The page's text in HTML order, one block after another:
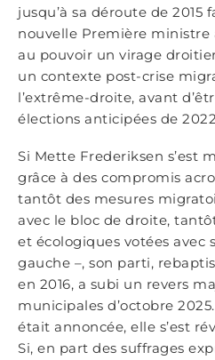
jusqu’à sa déroute de 2015
nouvelle Première ministre
au pouvoir un virage
un contexte post-crise
l’extrême-droite, avant
élections anticipées de
Si Mette Frederiksen s’est
grâce à des compromis
tantôt des mesures
avec le bloc de droite,
et écologiques votées avec
gauche –, son parti,
en 2016, a subi un revers
municipales d’octobre
était annoncée, elle s’est
Si, en part des suffrages